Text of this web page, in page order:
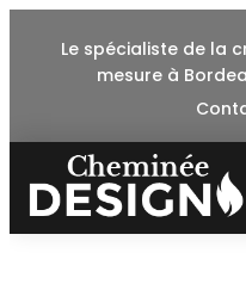
Le spécialiste de la
mesure à